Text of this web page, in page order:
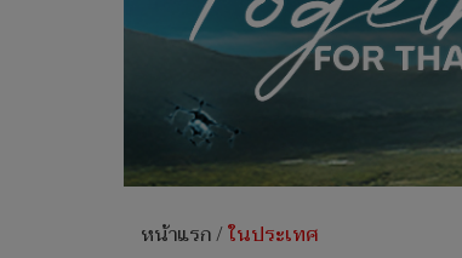
หน้าแรก/ในประเทศ